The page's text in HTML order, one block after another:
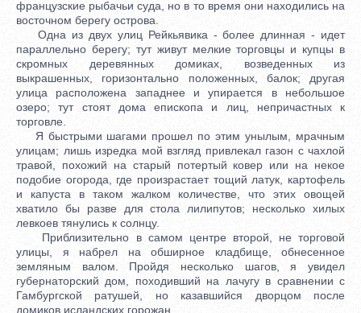
французские рыбачьи суда, но в то время они находились на
восточном берегу острова.
Одна из двух улиц Рейкьявика - более длинная - идет
параллельно берегу; тут живут мелкие торговцы и купцы в
скромных деревянных домиках, возведенных из
выкрашенных, горизонтально положенных, балок; другая
улица расположена западнее и упирается в небольшое
озеро; тут стоят дома епископа и лиц, непричастных к
торговле.
Я быстрыми шагами прошел по этим унылым, мрачным
улицам; лишь изредка мой взгляд привлекал газон с чахлой
травой, похожий на старый потертый ковер или на некое
подобие огорода, где произрастает тощий латук, картофель
и капуста в таком жалком количестве, что этих овощей
хватило бы разве для стола лилипутов; несколько хилых
левкоев тянулись к солнцу.
Приблизительно в самом центре второй, не торговой
улицы, я набрел на обширное кладбище, обнесенное
земляным валом. Пройдя несколько шагов, я увидел
губернаторский дом, походивший на лачугу в сравнении с
Гамбургской ратушей, но казавшийся дворцом после
домиков исландских горожан.